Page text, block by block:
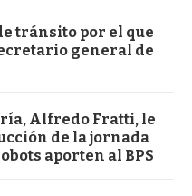
tránsito por el que
general de
Alfredo Fratti, le
de la jornada
aporten al BPS